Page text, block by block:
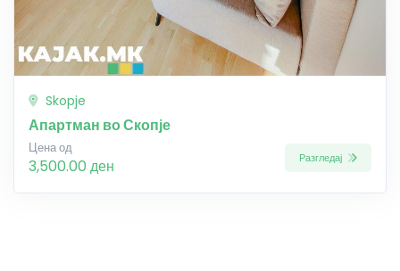
Skopje
Апартман во Скопје
Цена од
3,500.00 ден Разгледај